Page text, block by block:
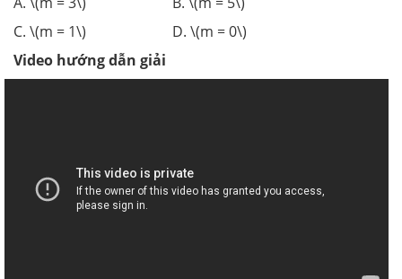
C. \(m = 1\) D. \(m = 0\)
Video hướng dẫn giải